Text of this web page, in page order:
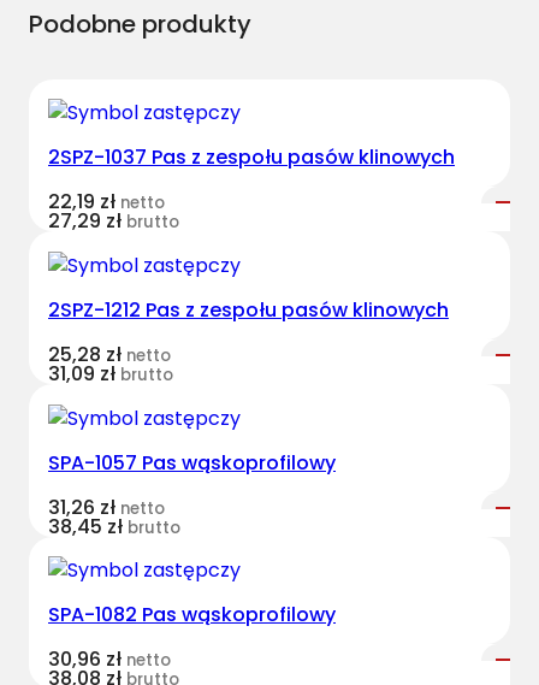
a
Podobne produkty
2SPZ-1037 Pas z zespołu pasów klinowych
22,19 zł netto
27,29 zł brutto
2SPZ-1212 Pas z zespołu pasów klinowych
25,28 zł netto
31,09 zł brutto
SPA-1057 Pas wąskoprofilowy
31,26 zł netto
38,45 zł brutto
SPA-1082 Pas wąskoprofilowy
30,96 zł netto
38,08 zł brutto